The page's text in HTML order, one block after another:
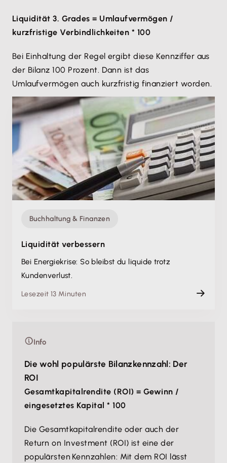
Liquidität 3. Grades = Umlaufvermögen /
kurzfristige Verbindlichkeiten * 100
Bei Einhaltung der Regel ergibt diese Kennziffer aus
der Bilanz 100 Prozent. Dann ist das
Umlaufvermögen auch kurzfristig finanziert worden.
Buchhaltung & Finanzen
Liquidität verbessern
Bei Energiekrise: So bleibst du liquide trotz
Kundenverlust.
Lesezeit 13 Minuten
Info
Die wohl populärste Bilanzkennzahl: Der
ROI
Gesamtkapitalrendite (ROI) = Gewinn /
eingesetztes Kapital * 100
Die Gesamtkapitalrendite oder auch der
Return on Investment (ROI) ist eine der
populärsten Kennzahlen: Mit dem ROI lässt